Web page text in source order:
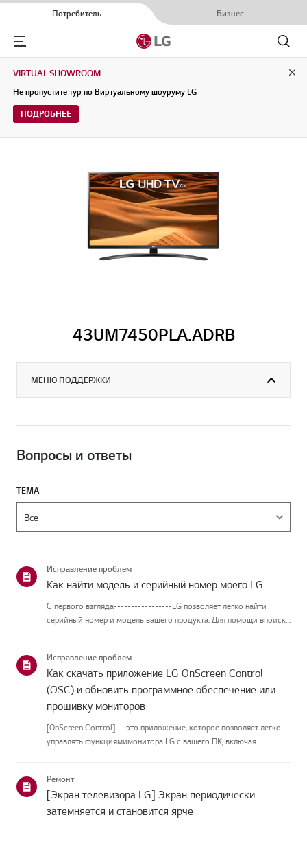
Потребитель Бизнес
Menu
Поиск
VIRTUAL SHOWROOM
Не пропустите тур по Виртуальному шоуруму LG
ПОДРОБНЕЕ
43UM7450PLA.ADRB
МЕНЮ ПОДДЕРЖКИ
Вопросы и ответы
ТЕМА
Исправление проблем
Как найти модель и серийный номер моего LG
С первого взгляда-----------------LG позволяет легко найти
серийный номер и модель вашего продукта. Для помощи впоиске
руководство создано...
Исправление проблем
Как скачать приложение LG OnScreen Control
(OSC) и обновить программное обеспечение или
прошивку мониторов
[OnScreen Control] — это приложение, которое позволяет легко
управлять функциямимонитора LG с вашего ПК, включая
приложение для вашей ...
Ремонт
[Экран телевизора LG] Экран периодически
затемняется и становится ярче